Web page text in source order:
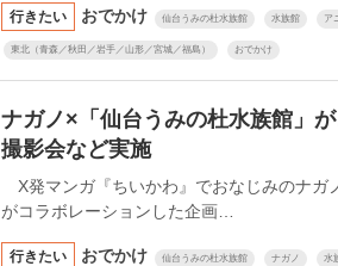
行きたい おでかけ 仙台うみの杜水族館 水族館 ア
東北（青森／秋田／岩手／山形／宮城／福島） おでかけ
ナガノ×「仙台うみの杜水族館」
撮影会など実施
X発マンガ『ちいかわ』でおなじみのナガ
がコラボレーションした企画…
行きたい おでかけ 仙台うみの杜水族館 ナガノ 水